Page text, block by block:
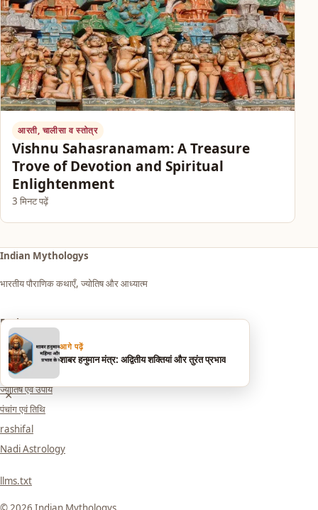
आरती, चालीसा व स्तोत्र
Vishnu Sahasranamam: A Treasure
Trove of Devotion and Spiritual
Enlightenment
3 मिनट पढ़ें
आगे पढ़ें
शाबर हनुमान मंत्र: अद्वितीय शक्तियां और तुरंत प्रभाव
×
Indian Mythologys
भारतीय पौराणिक कथाएँ, ज्योतिष और आध्यात्म
Explore
आध्यात्म एवं धर्म
सपनों का मतलब (Dream Meaning)
ज्योतिष एवं उपाय
पंचांग एवं तिथि
rashifal
Nadi Astrology
llms.txt